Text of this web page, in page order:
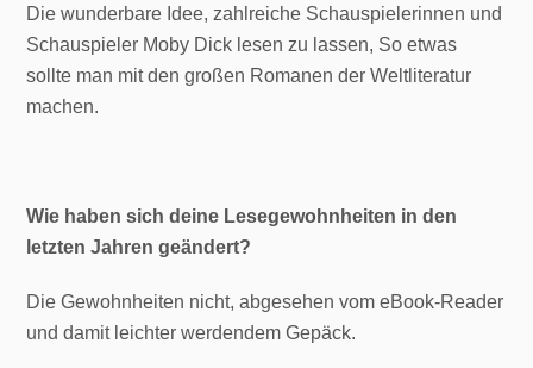
Die wunderbare Idee, zahlreiche Schauspielerinnen und
Schauspieler Moby Dick lesen zu lassen, So etwas
sollte man mit den großen Romanen der Weltliteratur
machen.
Wie haben sich deine Lesegewohnheiten in den
letzten Jahren geändert?
Die Gewohnheiten nicht, abgesehen vom eBook-Reader
und damit leichter werdendem Gepäck.